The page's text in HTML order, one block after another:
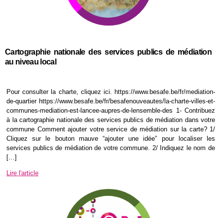
Cartographie nationale des services publics de médiation
au niveau local
Pour consulter la charte, cliquez ici. https://www.besafe.be/fr/mediation-
de-quartier https://www.besafe.be/fr/besafenouveautes/la-charte-villes-et-
communes-mediation-est-lancee-aupres-de-lensemble-des 1- Contribuez
à la cartographie nationale des services publics de médiation dans votre
commune Comment ajouter votre service de médiation sur la carte? 1/
Cliquez sur le bouton mauve “ajouter une idée” pour localiser les
services publics de médiation de votre commune. 2/ Indiquez le nom de
[…]
Lire l'article